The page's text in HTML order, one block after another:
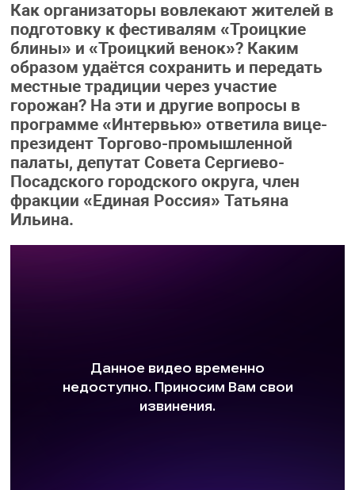
Как организаторы вовлекают жителей в
подготовку к фестивалям «Троицкие
блины» и «Троицкий венок»? Каким
образом удаётся сохранить и передать
местные традиции через участие
горожан? На эти и другие вопросы в
программе «Интервью» ответила вице-
президент Торгово-промышленной
палаты, депутат Совета Сергиево-
Посадского городского округа, член
фракции «Единая Россия» Татьяна
Ильина.